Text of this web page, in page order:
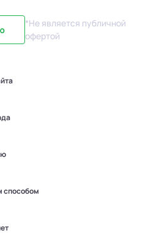
*Не является публичной
офертой
способом